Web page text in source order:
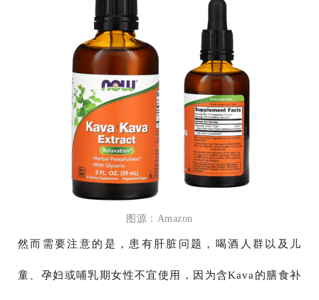
图源：Amazon
然而需要注意的是，患有肝脏问题，喝酒人群以及儿
童、孕妇或哺乳期女性不宜使用，因为含Kava的膳食补